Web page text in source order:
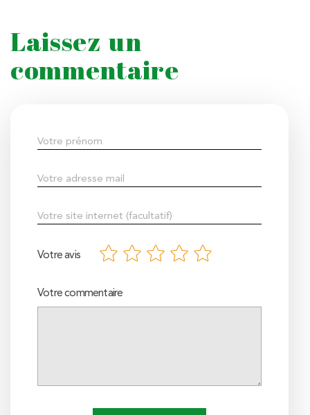
Laissez un
commentaire
Votre avis
Votre commentaire